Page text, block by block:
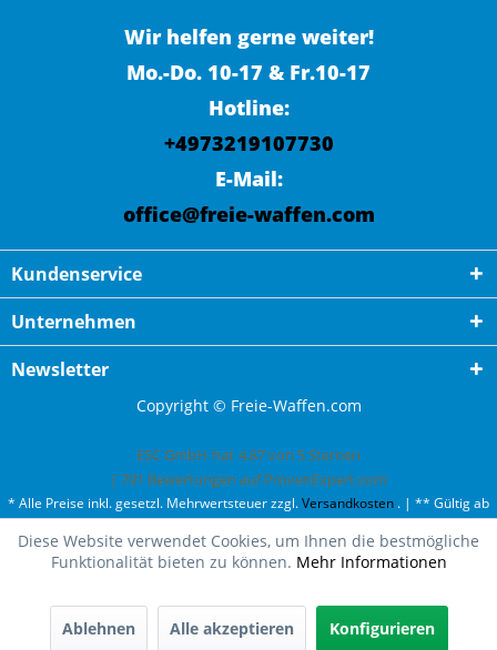
Wir helfen gerne weiter!
Mo.-Do. 10-17 & Fr.10-17
Hotline:
+4973219107730
E-Mail:
office@freie-waffen.com
Kundenservice
Unternehmen
Newsletter
Copyright © Freie-Waffen.com
ESC GmbH hat 4,87von 5Sternen
| 791 Bewertungen auf ProvenExpert.com
* Alle Preise inkl. gesetzl. Mehrwertsteuer zzgl.Versandkosten . | ** Gültig ab
ausgenommen Gefahrgut. Weitere Ländern finden Sie unterVersandkosten
Diese Website verwendet Cookies, um Ihnen die bestmögliche
Funktionalität bieten zu können. Mehr Informationen
Ablehnen Alle akzeptieren Konfigurieren